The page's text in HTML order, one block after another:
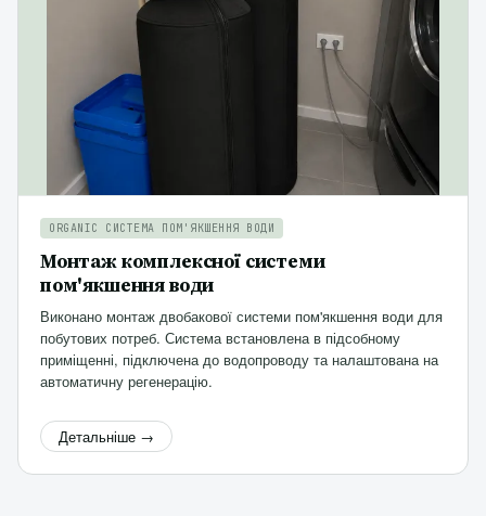
ORGANIC СИСТЕМА ПОМ'ЯКШЕННЯ ВОДИ
Монтаж комплексної системи
пом'якшення води
Виконано монтаж двобакової системи пом'якшення води для
побутових потреб. Система встановлена в підсобному
приміщенні, підключена до водопроводу та налаштована на
автоматичну регенерацію.
Детальніше →